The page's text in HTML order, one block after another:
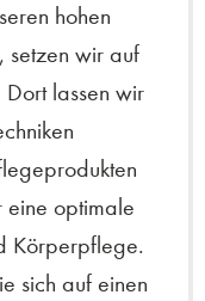
hohen
setzen wir auf
lassen wir
eine optimale
Körperpflege.
sich auf einen